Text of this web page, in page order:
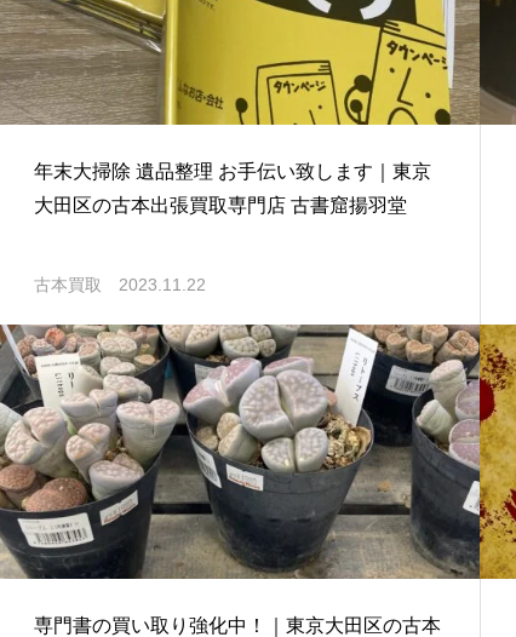
年末大掃除 遺品整理 お手伝い致します｜東京
大田区の古本出張買取専門店 古書窟揚羽堂
古本買取 2023.11.22
専門書の買い取り強化中！｜東京大田区の古本